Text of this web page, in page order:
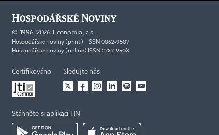
© 1996-2026 Economia, a.s.
Hospodářské noviny (print) ISSN 0862-9587
Hospodářské noviny (online) ISSN 2787-950X
Certifikováno Sledujte nás
Stáhněte si aplikaci HN